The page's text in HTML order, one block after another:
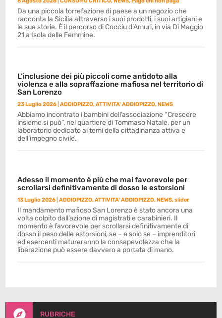
Da una piccola torrefazione di paese a un negozio che
racconta la Sicilia attraverso i suoi prodotti, i suoi artigiani e
le sue storie. È il percorso di Cocciu d’Amuri, in via Di Maggio
21 a Isola delle Femmine.
L’inclusione dei più piccoli come antidoto alla
violenza e alla sopraffazione mafiosa nel territorio di
San Lorenzo
23 Luglio 2026 |ADDIOPIZZO,ATTIVITA' ADDIOPIZZO,NEWS
Abbiamo incontrato i bambini dell’associazione “Crescere
insieme si può”, nel quartiere di Tommaso Natale, per un
laboratorio dedicato ai temi della cittadinanza attiva e
dell’impegno civile.
Adesso il momento è più che mai favorevole per
scrollarsi definitivamente di dosso le estorsioni
13 Luglio 2026 |ADDIOPIZZO,ATTIVITA' ADDIOPIZZO,NEWS,slider
Il mandamento mafioso San Lorenzo è stato ancora una
volta colpito dall’azione di magistrati e carabinieri. Il
momento è favorevole per scrollarsi definitivamente di
dosso il peso delle estorsioni, se – e solo se – imprenditori
ed esercenti matureranno la consapevolezza che la
liberazione può essere davvero a portata di mano.
 RUBRICHE